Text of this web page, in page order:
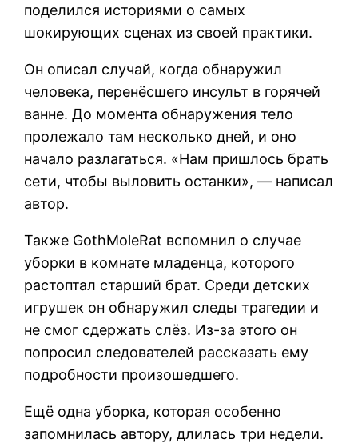
поделился историями о самых
шокирующих сценах из своей практики.
Он описал случай, когда обнаружил
человека, перенёсшего инсульт в горячей
ванне. До момента обнаружения тело
пролежало там несколько дней, и оно
начало разлагаться. «Нам пришлось брать
сети, чтобы выловить останки», — написал
автор.
Также GothMoleRat вспомнил о случае
уборки в комнате младенца, которого
растоптал старший брат. Среди детских
игрушек он обнаружил следы трагедии и
не смог сдержать слёз. Из-за этого он
попросил следователей рассказать ему
подробности произошедшего.
Ещё одна уборка, которая особенно
запомнилась автору, длилась три недели.